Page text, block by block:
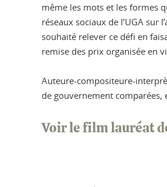
même les mots et les formes
réseaux sociaux de l’UGA sur
souhaité relever ce défi en
remise des prix organisée en
Auteure-compositeure-
de gouvernement
Voir le film lauréat